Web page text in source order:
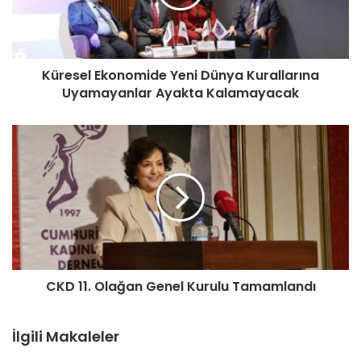
Küresel Ekonomide Yeni Dünya Kurallarına
Uyamayanlar Ayakta Kalamayacak
CKD 11. Olağan Genel Kurulu Tamamlandı
İlgili Makaleler